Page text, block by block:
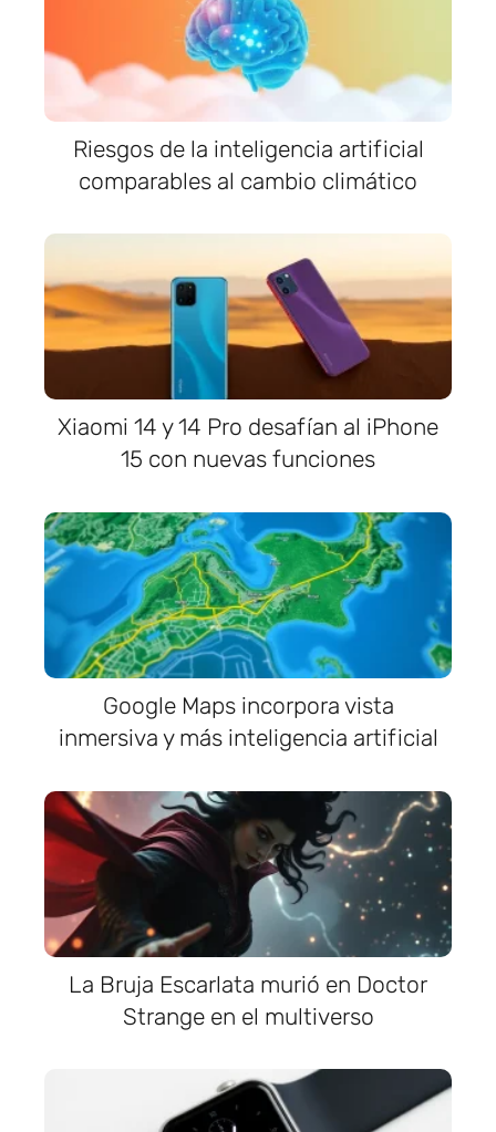
Riesgos de la inteligencia artificial
comparables al cambio climático
Xiaomi 14 y 14 Pro desafían al iPhone
15 con nuevas funciones
Google Maps incorpora vista
inmersiva y más inteligencia artificial
La Bruja Escarlata murió en Doctor
Strange en el multiverso